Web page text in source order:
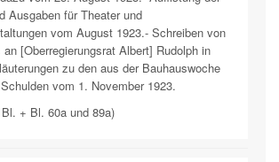
Ausgaben für Theater und
vom August 1923.- Schreiben von
an [Oberregierungsrat Albert] Rudolph in
zu den aus der Bauhauswoche
vom 1. November 1923.
+ Bl. 60a und 89a)